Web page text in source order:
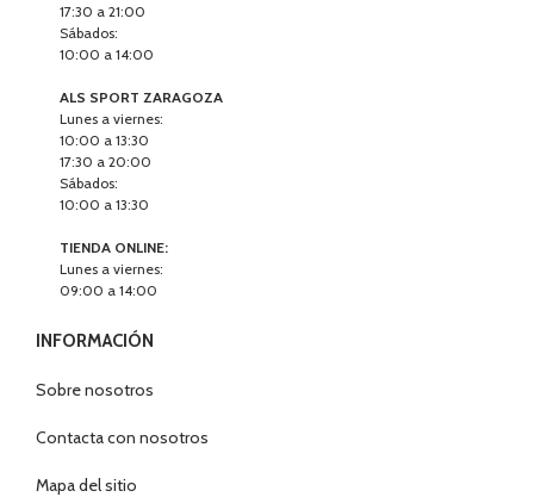
17:30 a 21:00
Sábados:
10:00 a 14:00
ALS SPORT ZARAGOZA
Lunes a viernes:
10:00 a 13:30
17:30 a 20:00
Sábados:
10:00 a 13:30
TIENDA ONLINE:
Lunes a viernes:
09:00 a 14:00
INFORMACIÓN
Sobre nosotros
Contacta con nosotros
Mapa del sitio